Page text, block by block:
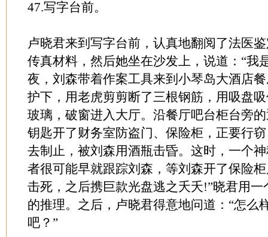
47.写字台前。
卢晓君来到写字台前，认真地翻阅了法医
传真材料，然后她坐在沙发上，说道：“我
夜，刘森带着作案工具来到小琴岛大酒店
护下，用老虎剪剪断了三根钢筋，用吸盘
玻璃，破窗进入大厅。沿餐厅吧台柜台旁
钥匙开了财务室防盗门、保险柜，正要行
去制止，被刘森用酒瓶击昏。这时，一个
者很可能早就跟踪刘森，等刘森开了保险
击死，之后携巨款光盘逃之夭夭!”晓君用
的推理。之后，卢晓君得意地问道：“怎么
吧？”